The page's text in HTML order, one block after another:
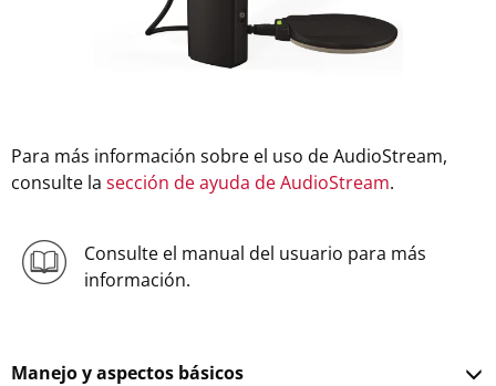
Para más información sobre el uso de AudioStream,
consulte la sección de ayuda de AudioStream.
Consulte el manual del usuario para más
información.
Manejo y aspectos básicos